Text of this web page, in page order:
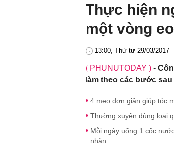
Thực hiện
một vòng
13:00, Thứ tư 29/03/2017
( PHUNUTODAY ) -
làm theo các bước
4 mẹo đơn giản giúp tóc
Thường xuyên dùng loại
Mỗi ngày uống 1 cốc
nhăn